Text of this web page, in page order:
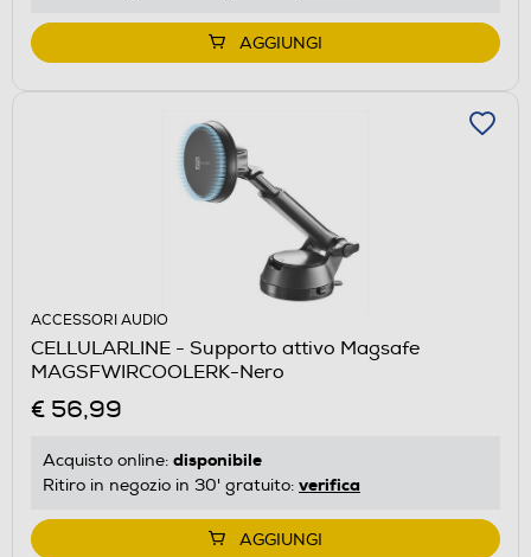
AGGIUNGI
ACCESSORI AUDIO
CELLULARLINE - Supporto attivo Magsafe
MAGSFWIRCOOLERK-Nero
€ 56,99
Acquisto online: disponibile
Ritiro in negozio in 30' gratuito: verifica
AGGIUNGI